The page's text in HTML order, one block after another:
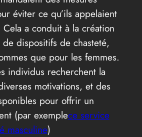
éviter ce qu’ils appelaient
Cela a conduit à la création
de dispositifs de chasteté,
que pour les femmes.
individus recherchent la
motivations, et des
pour offrir un
(par exemplece service
masculine)